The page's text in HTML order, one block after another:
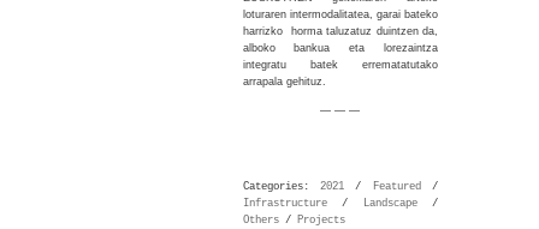
loturaren intermodalitatea, garai bateko
harrizko horma taluzatuz duintzen da,
alboko bankua eta lorezaintza
integratu batek errematatutako
arrapala gehituz.
— — —
Categories: 2021/ Featured/
Infrastructure/ Landscape/
Others/ Projects